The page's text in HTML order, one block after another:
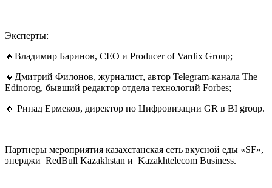
Эксперты:
🔸Владимир Баринов, CEO и Producer of Vardix Group;
🔸Дмитрий Филонов, журналист, автор Telegram-канала The
Edinorog, бывший редактор отдела технологий Forbes;
🔸 Ринад Ермеков, директор по Цифровизации GR в BI group.
Партнеры мероприятия казахстанская сеть вкусной еды «SF»,
энерджи RedBull Kazakhstan и Kazakhteleсom Business.